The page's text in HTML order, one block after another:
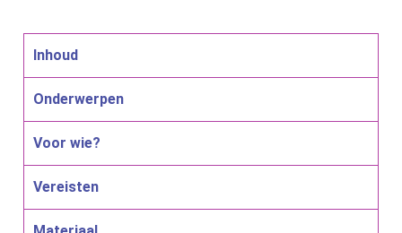
Inhoud
Onderwerpen
Voor wie?
Vereisten